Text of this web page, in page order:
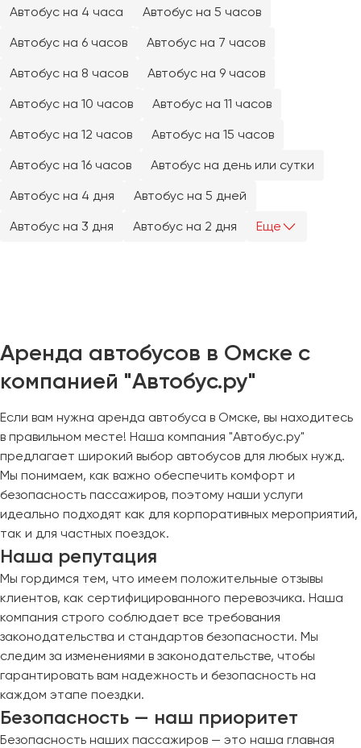
Автобус на 4 часа
Автобус на 5 часов
Автобус на 6 часов
Автобус на 7 часов
Автобус на 8 часов
Автобус на 9 часов
Автобус на 10 часов
Автобус на 11 часов
Автобус на 12 часов
Автобус на 15 часов
Автобус на 16 часов
Автобус на день или сутки
Автобус на 4 дня
Автобус на 5 дней
Автобус на 3 дня
Автобус на 2 дня Еще
Аренда автобусов в Омске с
компанией "Автобус.ру"
Если вам нужна аренда автобуса в Омске, вы находитесь
в правильном месте! Наша компания "Автобус.ру"
предлагает широкий выбор автобусов для любых нужд.
Мы понимаем, как важно обеспечить комфорт и
безопасность пассажиров, поэтому наши услуги
идеально подходят как для корпоративных мероприятий,
так и для частных поездок.
Наша репутация
Мы гордимся тем, что имеем положительные отзывы
клиентов, как сертифицированного перевозчика. Наша
компания строго соблюдает все требования
законодательства и стандартов безопасности. Мы
следим за изменениями в законодательстве, чтобы
гарантировать вам надежность и безопасность на
каждом этапе поездки.
Безопасность — наш приоритет
Безопасность наших пассажиров — это наша главная
Челябинск
Якутск
Ярославль